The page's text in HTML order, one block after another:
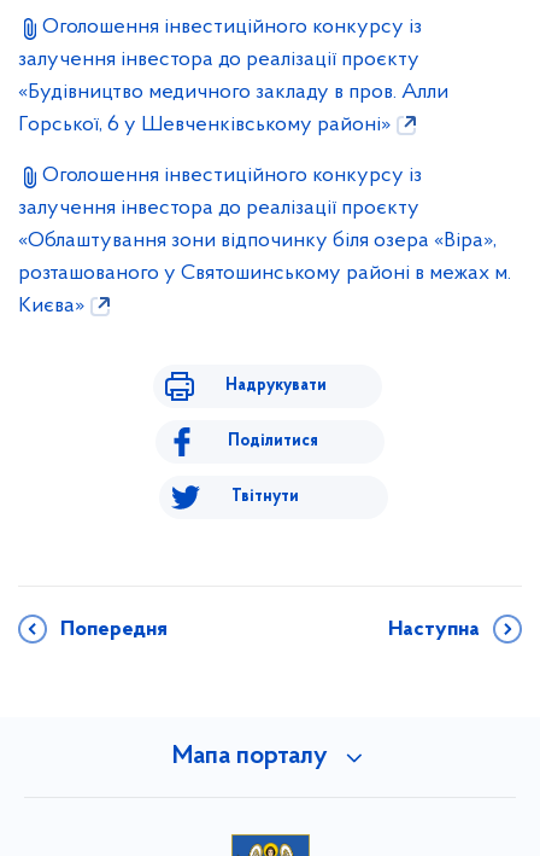
Оголошення інвестиційного конкурсу із
залучення інвестора до реалізації проєкту
«Будівництво медичного закладу в пров. Алли
Горської, 6 у Шевченківському районі»
Оголошення інвестиційного конкурсу із
залучення інвестора до реалізації проєкту
«Облаштування зони відпочинку біля озера «Віра»,
розташованого у Святошинському районі в межах м.
Києва»
Надрукувати
Поділитися
Твітнути
Попередня Наступна
Мапа порталу